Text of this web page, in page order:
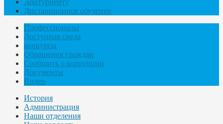
Дистанционное обучение
Профессионалы
Доступная среда
конкурсы
Обращения граждан
Сообщить о коррупции
Документы
Видео
История
Администрация
Наши отделения